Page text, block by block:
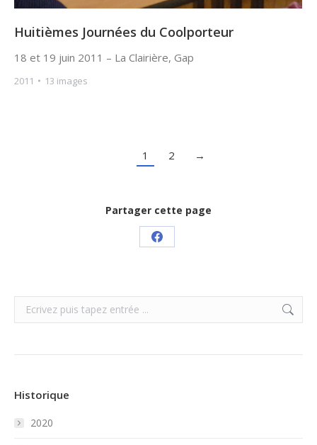
Huitièmes Journées du Coolporteur
18 et 19 juin 2011 – La Clairière, Gap
2011 13 images
1 2 →
Partager cette page
Share
Search:
Historique
2020